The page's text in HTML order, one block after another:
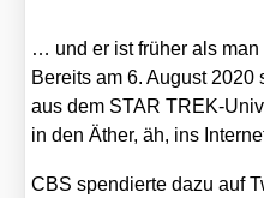
… und er ist frü­her als
Bereits am 6. August
aus dem STAR TREK-
in den Äther, äh, ins
CBS spen­dier­te dazu auf